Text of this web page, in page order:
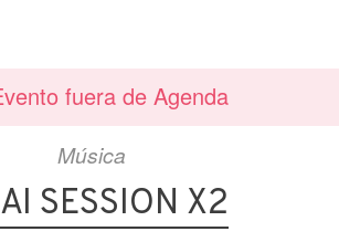
fuera de Agenda
Música
SESSION X2